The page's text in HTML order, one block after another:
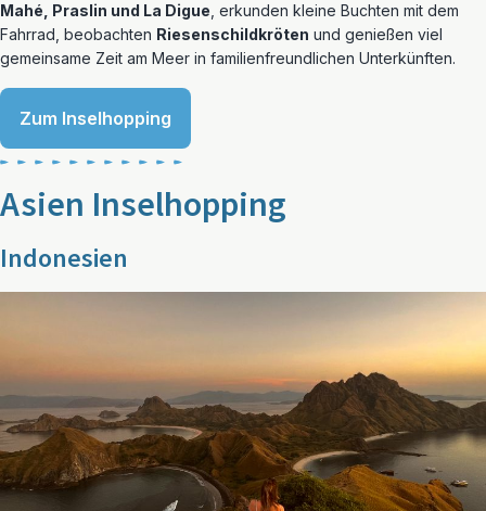
Mahé, Praslin und La Digue , erkunden kleine Buchten mit dem
Fahrrad, beobachten Riesenschildkröten und genießen viel
gemeinsame Zeit am Meer in familienfreundlichen Unterkünften.
Zum Inselhopping
Asien Inselhopping
Indonesien